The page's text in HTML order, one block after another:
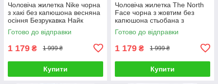
Чоловіча жилетка Nike чорна
з хакі без капюшона весняна
осіння Безрукавка Найк
демісезонна
Готово до відправки
1 179 ₴ 1 999 ₴
Купити
Чоловіча жилетка The North
Face чорна з жовтим без
капюшона стьобана з
плащової тканини Безрукавка
Зе Норт Фейс
Готово до відправки
1 179 ₴ 1 999 ₴
Купити